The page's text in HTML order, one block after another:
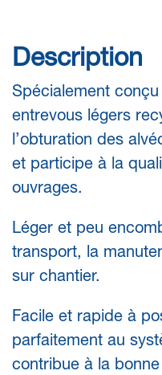
Description
Spécialement
entrevous légers
l’obturation des
et participe à la
ouvrages.
Léger et peu
transport, la
sur chantier.
Facile et rapide à
parfaitement au
contribue à la